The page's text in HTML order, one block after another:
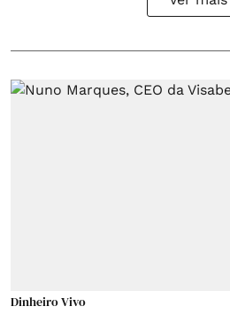
Dinheiro Vivo